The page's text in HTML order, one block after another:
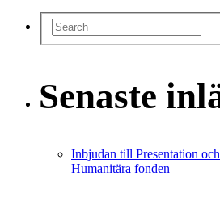
Senaste
Inbjudan till Presentation
Humanitära fonden